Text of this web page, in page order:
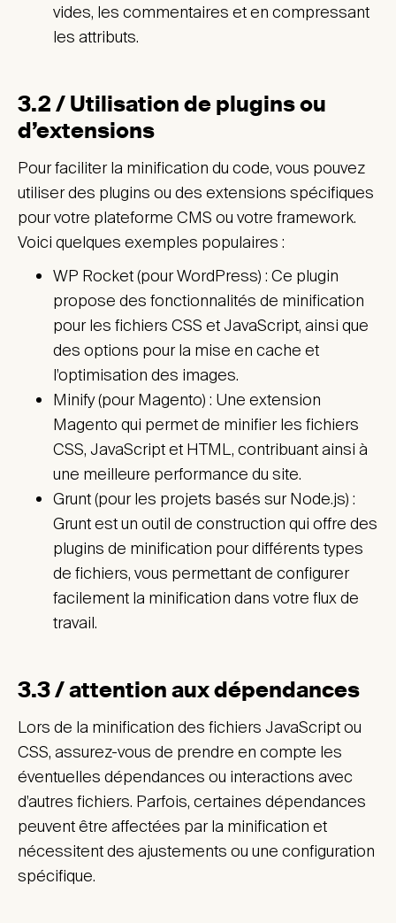
vides, les commentaires et en compressant
les attributs.
3.2 / Utilisation de plugins ou
d’extensions
Pour faciliter la minification du code, vous pouvez
utiliser des plugins ou des extensions spécifiques
pour votre plateforme CMS ou votre framework.
Voici quelques exemples populaires :
WP Rocket (pour WordPress) : Ce plugin
propose des fonctionnalités de minification
pour les fichiers CSS et JavaScript, ainsi que
des options pour la mise en cache et
l’optimisation des images.
Minify (pour Magento) : Une extension
Magento qui permet de minifier les fichiers
CSS, JavaScript et HTML, contribuant ainsi à
une meilleure performance du site.
Grunt (pour les projets basés sur Node.js) :
Grunt est un outil de construction qui offre des
plugins de minification pour différents types
de fichiers, vous permettant de configurer
facilement la minification dans votre flux de
travail.
3.3 / attention aux dépendances
Lors de la minification des fichiers JavaScript ou
CSS, assurez-vous de prendre en compte les
éventuelles dépendances ou interactions avec
d’autres fichiers. Parfois, certaines dépendances
peuvent être affectées par la minification et
nécessitent des ajustements ou une configuration
spécifique.